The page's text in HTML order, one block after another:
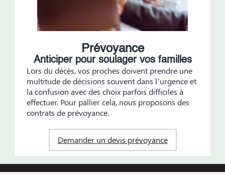
Prévoyance
Anticiper pour soulager vos familles
Lors du décès, vos proches doivent prendre une
multitude de décisions souvent dans l’urgence et
la confusion avec des choix parfois difficiles à
effectuer. Pour pallier cela, nous proposons des
contrats de prévoyance.
Demander un devis prévoyance